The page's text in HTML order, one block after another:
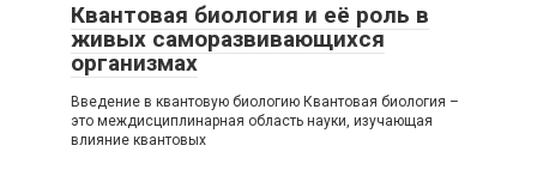
Квантовая биология и её роль в
живых саморазвивающихся
организмах
Введение в квантовую биологию Квантовая биология –
это междисциплинарная область науки, изучающая
влияние квантовых